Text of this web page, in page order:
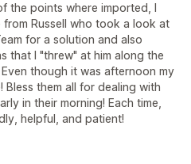
the points where imported, I
Russell who took a look at
for a solution and also
that I "threw" at him along the
though it was afternoon my
Bless them all for dealing with
in their morning! Each time,
helpful, and patient!